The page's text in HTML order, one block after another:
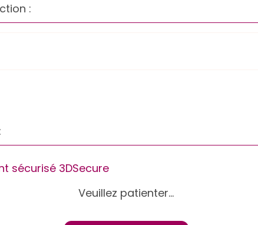
:
sécurisé 3DSecure
Veuillez patienter...